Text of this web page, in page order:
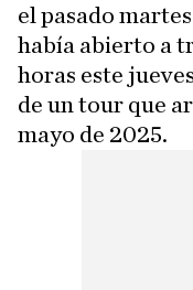
el pasado
había abierto a
horas este
de un tour que
mayo de 2025.